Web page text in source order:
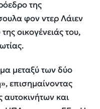
της
φον ντερ Λάιεν
οικογένειάς του,
μεταξύ των δύο
επισημαίνοντας
αυτοκινήτων και